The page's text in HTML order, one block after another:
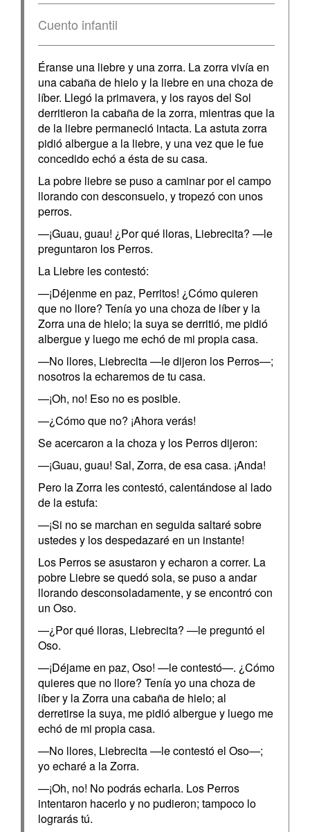
Cuento infantil
Éranse una liebre y una zorra. La zorra vivía en
una cabaña de hielo y la liebre en una choza de
líber. Llegó la primavera, y los rayos del Sol
derritieron la cabaña de la zorra, mientras que la
de la liebre permaneció intacta. La astuta zorra
pidió albergue a la liebre, y una vez que le fue
concedido echó a ésta de su casa.
La pobre liebre se puso a caminar por el campo
llorando con desconsuelo, y tropezó con unos
perros.
—¡Guau, guau! ¿Por qué lloras, Liebrecita? —le
preguntaron los Perros.
La Liebre les contestó:
—¡Déjenme en paz, Perritos! ¿Cómo quieren
que no llore? Tenía yo una choza de líber y la
Zorra una de hielo; la suya se derritió, me pidió
albergue y luego me echó de mi propia casa.
—No llores, Liebrecita —le dijeron los Perros—;
nosotros la echaremos de tu casa.
—¡Oh, no! Eso no es posible.
—¿Cómo que no? ¡Ahora verás!
Se acercaron a la choza y los Perros dijeron:
—¡Guau, guau! Sal, Zorra, de esa casa. ¡Anda!
Pero la Zorra les contestó, calentándose al lado
de la estufa:
—¡Si no se marchan en seguida saltaré sobre
ustedes y los despedazaré en un instante!
Los Perros se asustaron y echaron a correr. La
pobre Liebre se quedó sola, se puso a andar
llorando desconsoladamente, y se encontró con
un Oso.
—¿Por qué lloras, Liebrecita? —le preguntó el
Oso.
—¡Déjame en paz, Oso! —le contestó—. ¿Cómo
quieres que no llore? Tenía yo una choza de
líber y la Zorra una cabaña de hielo; al
derretirse la suya, me pidió albergue y luego me
echó de mi propia casa.
—No llores, Liebrecita —le contestó el Oso—;
yo echaré a la Zorra.
—¡Oh, no! No podrás echarla. Los Perros
intentaron hacerlo y no pudieron; tampoco lo
lograrás tú.